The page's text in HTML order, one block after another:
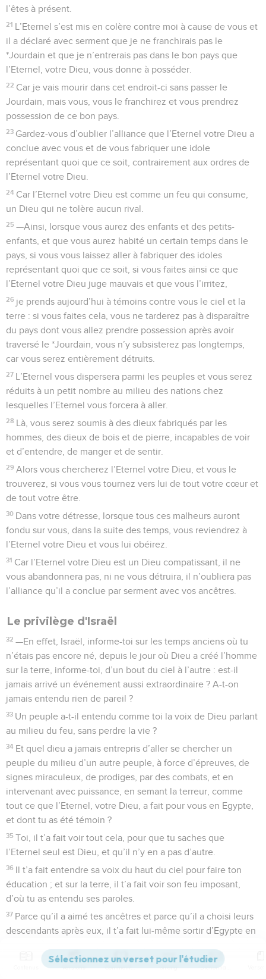
l’êtes à présent.
21 L’Eternel s’est mis en colère contre moi à cause de vous et
il a déclaré avec serment que je ne franchirais pas le
*Jourdain et que je n’entrerais pas dans le bon pays que
l’Eternel, votre Dieu, vous donne à posséder.
22 Car je vais mourir dans cet endroit-ci sans passer le
Jourdain, mais vous, vous le franchirez et vous prendrez
possession de ce bon pays.
23 Gardez-vous d’oublier l’alliance que l’Eternel votre Dieu a
conclue avec vous et de vous fabriquer une idole
représentant quoi que ce soit, contrairement aux ordres de
l’Eternel votre Dieu.
24 Car l’Eternel votre Dieu est comme un feu qui consume,
un Dieu qui ne tolère aucun rival.
25 —Ainsi, lorsque vous aurez des enfants et des petits-
enfants, et que vous aurez habité un certain temps dans le
pays, si vous vous laissez aller à fabriquer des idoles
représentant quoi que ce soit, si vous faites ainsi ce que
l’Eternel votre Dieu juge mauvais et que vous l’irritez,
26 je prends aujourd’hui à témoins contre vous le ciel et la
terre : si vous faites cela, vous ne tarderez pas à disparaître
du pays dont vous allez prendre possession après avoir
traversé le *Jourdain, vous n’y subsisterez pas longtemps,
car vous serez entièrement détruits.
27 L’Eternel vous dispersera parmi les peuples et vous serez
réduits à un petit nombre au milieu des nations chez
lesquelles l’Eternel vous forcera à aller.
28 Là, vous serez soumis à des dieux fabriqués par les
hommes, des dieux de bois et de pierre, incapables de voir
et d’entendre, de manger et de sentir.
29 Alors vous chercherez l’Eternel votre Dieu, et vous le
trouverez, si vous vous tournez vers lui de tout votre cœur et
de tout votre être.
30 Dans votre détresse, lorsque tous ces malheurs auront
fondu sur vous, dans la suite des temps, vous reviendrez à
l’Eternel votre Dieu et vous lui obéirez.
31 Car l’Eternel votre Dieu est un Dieu compatissant, il ne
vous abandonnera pas, ni ne vous détruira, il n’oubliera pas
l’alliance qu’il a conclue par serment avec vos ancêtres.
Le privilège d'Israël
32 —En effet, Israël, informe-toi sur les temps anciens où tu
n’étais pas encore né, depuis le jour où Dieu a créé l’homme
sur la terre, informe-toi, d’un bout du ciel à l’autre : est-il
jamais arrivé un événement aussi extraordinaire ? A-t-on
jamais entendu rien de pareil ?
33 Un peuple a-t-il entendu comme toi la voix de Dieu parlant
au milieu du feu, sans perdre la vie ?
34 Et quel dieu a jamais entrepris d’aller se chercher un
peuple du milieu d’un autre peuple, à force d’épreuves, de
signes miraculeux, de prodiges, par des combats, et en
intervenant avec puissance, en semant la terreur, comme
tout ce que l’Eternel, votre Dieu, a fait pour vous en Egypte,
et dont tu as été témoin ?
35 Toi, il t’a fait voir tout cela, pour que tu saches que
l’Eternel seul est Dieu, et qu’il n’y en a pas d’autre.
36 Il t’a fait entendre sa voix du haut du ciel pour faire ton
éducation ; et sur la terre, il t’a fait voir son feu imposant,
d’où tu as entendu ses paroles.
37 Parce qu’il a aimé tes ancêtres et parce qu’il a choisi leurs
descendants après eux, il t’a fait lui-même sortir d’Egypte en
pour déposséder à ton profit des nations plus grandes et
Versions Commentaires Strong